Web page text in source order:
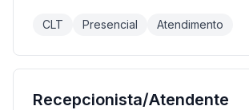
CLT Presencial Atendimento
Recepcionista/Atendente